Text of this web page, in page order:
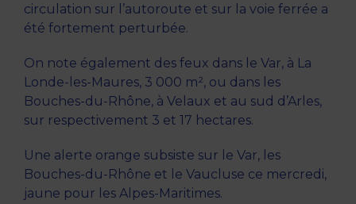
circulation sur l’autoroute et sur la voie ferrée a
été fortement perturbée.
On note également des feux dans le Var, à La
Londe-les-Maures, 3 000 m², ou dans les
Bouches-du-Rhône, à Velaux et au sud d’Arles,
sur respectivement 3 et 17 hectares.
Une alerte orange subsiste sur le Var, les
Bouches-du-Rhône et le Vaucluse ce mercredi,
jaune pour les Alpes-Maritimes.